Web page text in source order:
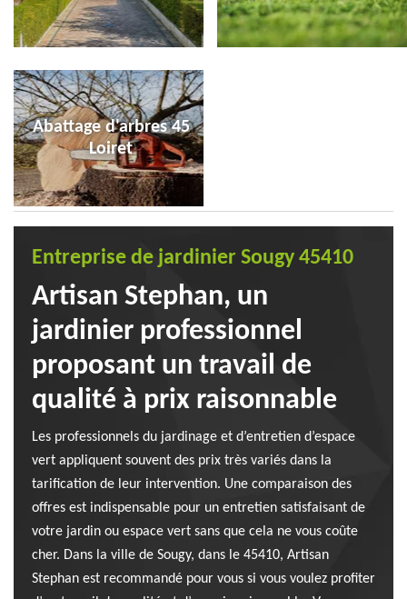
Abattage d'arbres 45
Loiret
Entreprise de jardinier Sougy 45410
Artisan Stephan, un
jardinier professionnel
proposant un travail de
qualité à prix raisonnable
Les professionnels du jardinage et d’entretien d’espace
vert appliquent souvent des prix très variés dans la
tarification de leur intervention. Une comparaison des
offres est indispensable pour un entretien satisfaisant de
votre jardin ou espace vert sans que cela ne vous coûte
cher. Dans la ville de Sougy, dans le 45410, Artisan
Stephan est recommandé pour vous si vous voulez profiter